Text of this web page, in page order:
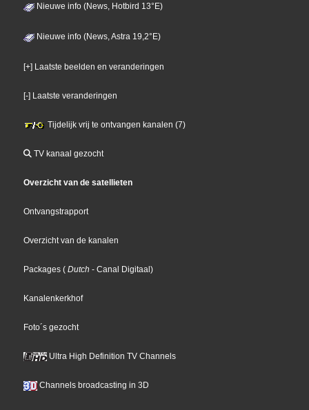
Nieuwe info (News, Hotbird 13°E)
Nieuwe info (News, Astra 19,2°E)
[+] Laatste beelden en veranderingen
[-] Laatste veranderingen
Tijdelijk vrij te ontvangen kanalen (7)
TV kanaal gezocht
Overzicht van de satellieten
Ontvangstrapport
Overzicht van de kanalen
Packages ( Dutch - Canal Digitaal)
Kanalenkerkhof
Foto´s gezocht
Ultra High Definition TV Channels
Channels broadcasting in 3D